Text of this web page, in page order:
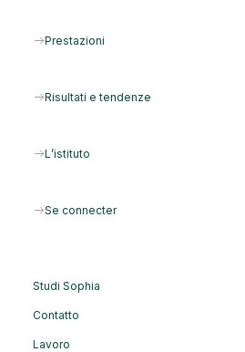
Prestazioni
Risultati e tendenze
L’istituto
Se connecter
Studi Sophia
Contatto
Lavoro